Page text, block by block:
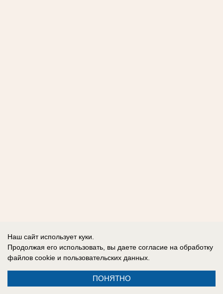
Наш сайт использует куки.
Продолжая его использовать, вы даете согласие на обработку
файлов cookie и пользовательских данных.
ПОНЯТНО